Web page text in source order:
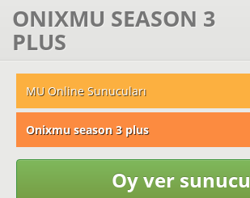
ONIXMU SEASON 3
PLUS
MU Online Sunucuları
Onixmu season 3 plus
Oy ver sunucu